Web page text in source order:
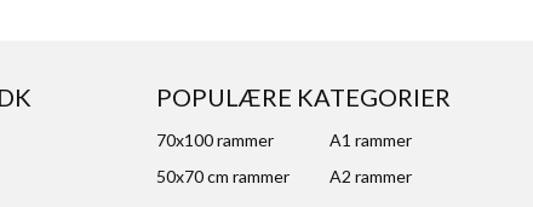
POPULÆRE KATEGORIER
70x100 rammer
A1 rammer
50x70 cm rammer
A2 rammer